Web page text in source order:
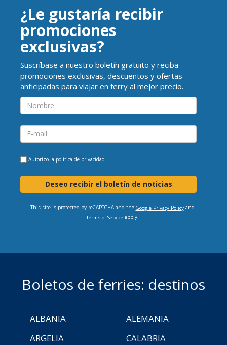
¿Le gustaría recibir
promociones
exclusivas?
Suscríbase a nuestro boletín gratuito y reciba
promociones exclusivas, descuentos y ofertas
anticipadas para viajar en ferry al mejor precio.
Autorizo la política de privacidad
Deseo recibir el boletín de noticias
This site is protected by reCAPTCHA and the Google Privacy Policyand
Terms of Serviceapply.
Boletos de ferries: destinos
ALBANIA
ALEMANIA
ARGELIA
CALABRIA